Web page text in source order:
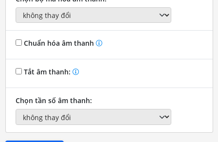
Chuẩn hóa âm thanh
Tắt âm thanh:
Chọn tần số âm thanh: